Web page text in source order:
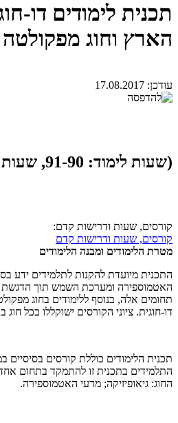
תכנית לימודים דו-
הארץ וחוג
עודכן: 17.08.2017
(שעות לימוד: 91-90, שעות לשקלול 90-89) *
קורסים, שעות ודרישות קדם:
קורסים, שעות ודרישות קדם
מטרת הלימודים ומבנה הלימודים
התכנית מיועדת להקנות לתלמידים ידע
האטמוספירה ומערכת השמש תוך הדגשת
תחומים אלה, בנוסף ללימודים בחוג
דו-חוגית. ציוני הקורסים ישוקללו בכל חוג
תכנית הלימודים כוללת קורסים בסיסיים
התלמידים בתכנית זו להתמקד בתחום
החוג: גיאופיזיקה; מדעי האטמוספירה.